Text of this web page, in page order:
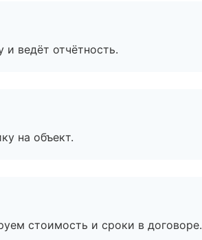
ведёт отчётность.
на объект.
стоимость и сроки в договоре.